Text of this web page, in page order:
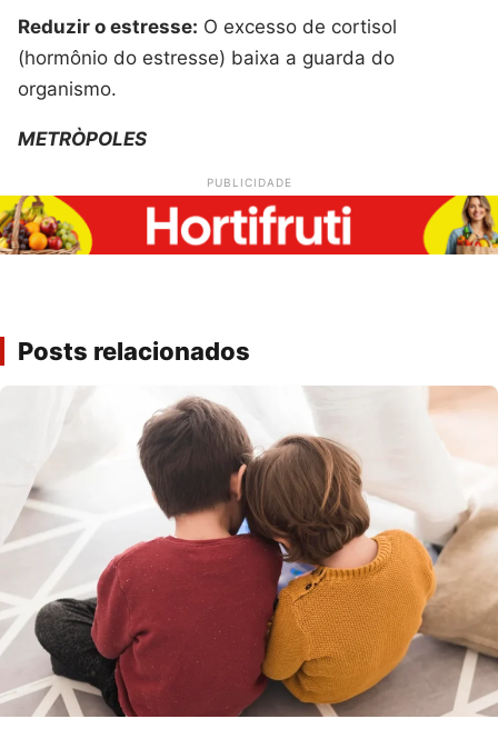
Reduzir o estresse: O excesso de cortisol
(hormônio do estresse) baixa a guarda do
organismo.
METRÒPOLES
PUBLICIDADE
Posts relacionados